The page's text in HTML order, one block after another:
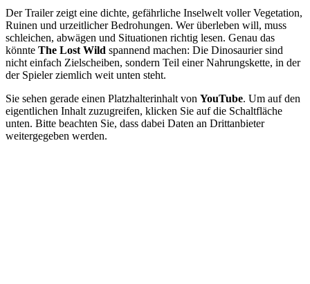
Der Trailer zeigt eine dichte, gefährliche Inselwelt voller Vegetation,
Ruinen und urzeitlicher Bedrohungen. Wer überleben will, muss
schleichen, abwägen und Situationen richtig lesen. Genau das
könnte The Lost Wild spannend machen: Die Dinosaurier sind
nicht einfach Zielscheiben, sondern Teil einer Nahrungskette, in der
der Spieler ziemlich weit unten steht.
Sie sehen gerade einen Platzhalterinhalt von YouTube. Um auf den
eigentlichen Inhalt zuzugreifen, klicken Sie auf die Schaltfläche
unten. Bitte beachten Sie, dass dabei Daten an Drittanbieter
weitergegeben werden.